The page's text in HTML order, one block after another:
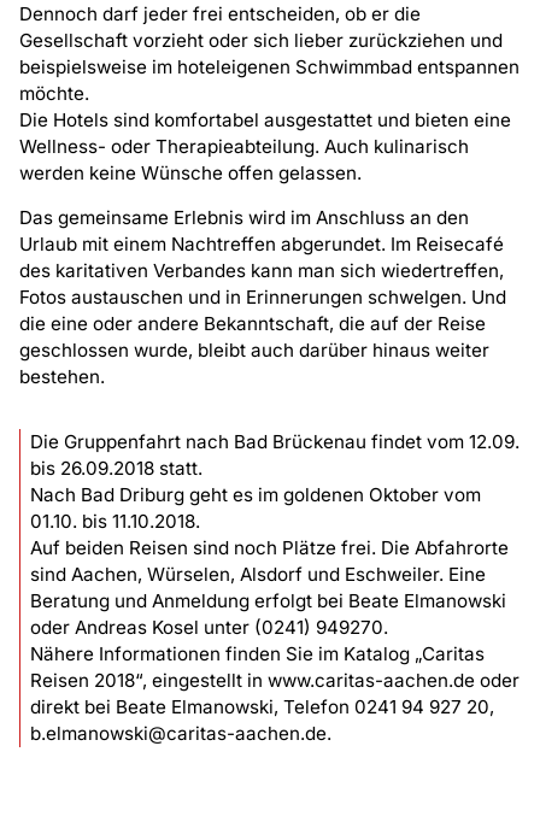
Dennoch darf jeder frei entscheiden, ob er die
Gesellschaft vorzieht oder sich lieber zurückziehen und
beispielsweise im hoteleigenen Schwimmbad entspannen
möchte.
Die Hotels sind komfortabel ausgestattet und bieten eine
Wellness- oder Therapieabteilung. Auch kulinarisch
werden keine Wünsche offen gelassen.
Das gemeinsame Erlebnis wird im Anschluss an den
Urlaub mit einem Nachtreffen abgerundet. Im Reisecafé
des karitativen Verbandes kann man sich wiedertreffen,
Fotos austauschen und in Erinnerungen schwelgen. Und
die eine oder andere Bekanntschaft, die auf der Reise
geschlossen wurde, bleibt auch darüber hinaus weiter
bestehen.
Die Gruppenfahrt nach Bad Brückenau findet vom 12.09.
bis 26.09.2018 statt.
Nach Bad Driburg geht es im goldenen Oktober vom
01.10. bis 11.10.2018.
Auf beiden Reisen sind noch Plätze frei. Die Abfahrorte
sind Aachen, Würselen, Alsdorf und Eschweiler. Eine
Beratung und Anmeldung erfolgt bei Beate Elmanowski
oder Andreas Kosel unter (0241) 949270.
Nähere Informationen finden Sie im Katalog „Caritas
Reisen 2018“, eingestellt in www.caritas-aachen.de oder
direkt bei Beate Elmanowski, Telefon 0241 94 927 20,
b.elmanowski@caritas-aachen.de.